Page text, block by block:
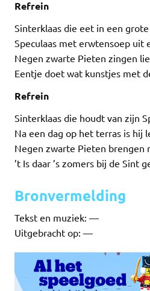
Refrein
Sinterklaas die eet in een grote
Speculaas met erwtensoep uit
Negen zwarte Pieten zingen
Eentje doet wat kunstjes met
Refrein
Sinterklaas die houdt van zijn
Na een dag op het terras is hij
Negen zwarte Pieten brengen
’t Is daar ’s zomers bij de Sint
Bronvermelding
Tekst en muziek: —
Uitgebracht op: —